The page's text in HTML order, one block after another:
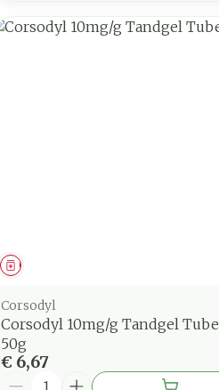
Geneesmiddel
Corsodyl
Corsodyl 10mg/g Tandgel Tube
50g
€ 6,67
Aantal